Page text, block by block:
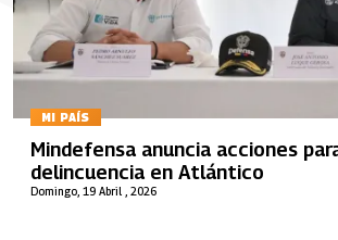
MI PAÍS
Domingo, 19 Abril , 2026
Mindefensa anuncia acciones
delincuencia en Atlántico